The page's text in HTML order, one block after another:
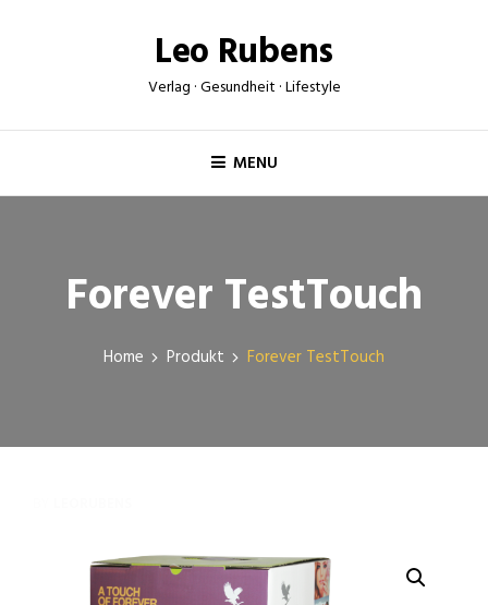
Leo Rubens
Verlag · Gesundheit · Lifestyle
MENU
Forever TestTouch
Home Produkt Forever TestTouch